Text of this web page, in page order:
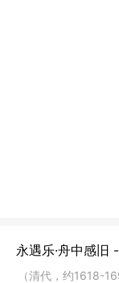
永遇乐·舟中感旧
（清代，约1618-